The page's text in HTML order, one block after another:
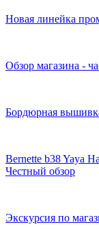
Новая линейка
Обзор магазина -
Бордюрная
Bernette b38 Yaya
Честный обзор
Экскурсия по